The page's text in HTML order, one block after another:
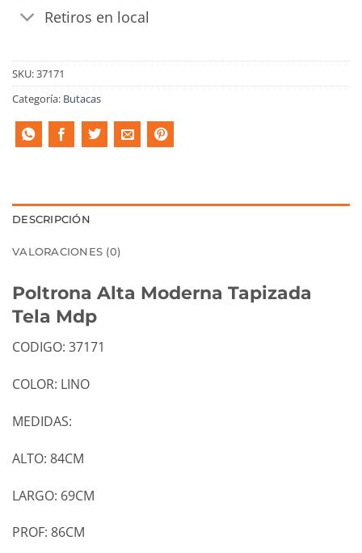
Retiros en local
SKU:37171
Categoría: Butacas
DESCRIPCIÓN
VALORACIONES (0)
Poltrona Alta Moderna Tapizada
Tela Mdp
CODIGO: 37171
COLOR: LINO
MEDIDAS:
ALTO: 84CM
LARGO: 69CM
PROF: 86CM